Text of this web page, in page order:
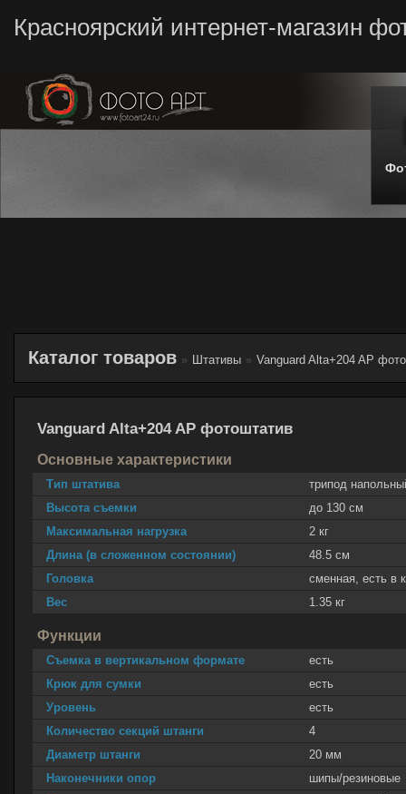
Красноярский интернет-магазин
Каталог товаров » Штативы » Vanguard Alta+204 AP
Vanguard Alta+204 AP фотоштатив
Основные характеристики
Тип штатива
трипод
Высота съемки
до 130 см
Максимальная нагрузка
2 кг
Длина (в сложенном состоянии)
48.5 см
Головка
сменная, есть в
Вес
1.35 кг
Функции
Съемка в вертикальном формате
есть
Крюк для сумки
есть
Уровень
есть
Количество секций штанги
4
Диаметр штанги
20 мм
Наконечники опор
шипы/резиновые